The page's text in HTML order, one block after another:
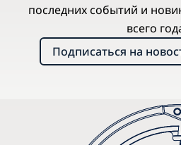
последних событий и
всего
Подписаться на